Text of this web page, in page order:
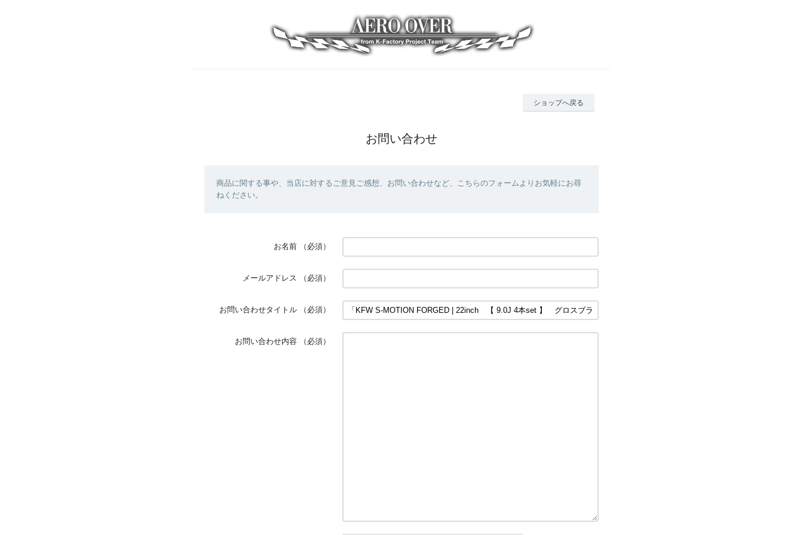
ショップへ戻る
お問い合わせ
商品に関する事や、当店に対するご意見ご感想、お問い合わせなど、こちらのフォームよりお気軽にお尋
ねください。
お名前 （必須）
メールアドレス （必須）
お問い合わせタイトル （必須）
お問い合わせ内容 （必須）